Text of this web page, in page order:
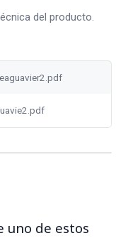
del producto.
uno de estos